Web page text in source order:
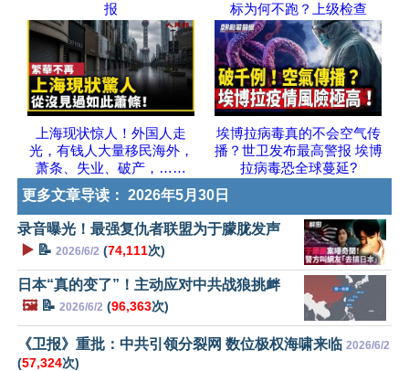
报
标为何不跑？上级检查
上海现状惊人！外国人走
光，有钱人大量移民海外，
萧条、失业、破产，……
埃博拉病毒真的不会空气传
播？世卫发布最高警报 埃博
拉病毒恐全球蔓延?
更多文章导读： 2026年5月30日
录音曝光！最强复仇者联盟为于朦胧发声
▶️ 📝 2026/6/2 (74,111次)
日本“真的变了”！主动应对中共战狼挑衅
🖼️📝 2026/6/2 (96,363次)
《卫报》重批：中共引领分裂网 数位极权海啸来临 2026/6/2
(57,324次)